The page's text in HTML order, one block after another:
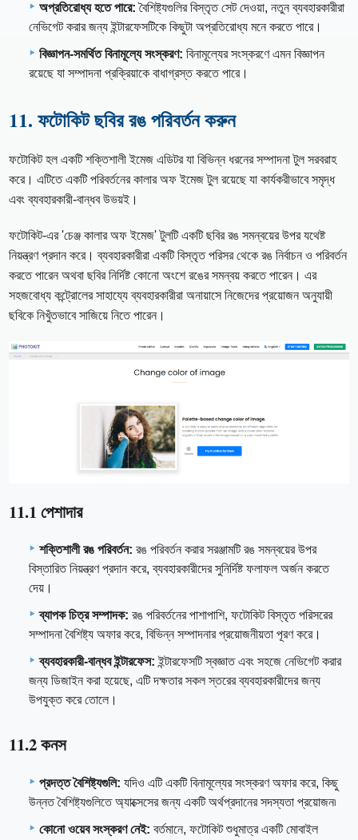
অপ্রতিরোধ্য হতে পারে:বৈশিষ্ট্যগুলির বিস্তৃত সেট দেওয়া, নতুন ব্যবহারকারীরা
নেভিগেট করার জন্য ইন্টারফেসটিকে কিছুটা অপ্রতিরোধ্য মনে করতে পারে।
বিজ্ঞাপন-সমর্থিত বিনামূল্যে সংস্করণ: বিনামূল্যের সংস্করণে এমন বিজ্ঞাপন
রয়েছে যা সম্পাদনা প্রক্রিয়াকে বাধাগ্রস্ত করতে পারে।
11. ফটোকিট ছবির রঙ পরিবর্তন করুন
ফটোকিট হল একটি শক্তিশালী ইমেজ এডিটর যা বিভিন্ন ধরনের সম্পাদনা টুল সরবরাহ
করে। এটিতে একটি পরিবর্তনের কালার অফ ইমেজ টুল রয়েছে যা কার্যকরীভাবে সমৃদ্ধ
এবং ব্যবহারকারী-বান্ধব উভয়ই।
ফটোকিট-এর 'চেঞ্জ কালার অফ ইমেজ' টুলটি একটি ছবির রঙ সমন্বয়ের উপর যথেষ্ট
নিয়ন্ত্রণ প্রদান করে। ব্যবহারকারীরা একটি বিস্তৃত পরিসর থেকে রঙ নির্বাচন ও পরিবর্তন
করতে পারেন অথবা ছবির নির্দিষ্ট কোনো অংশে রঙের সমন্বয় করতে পারেন। এর
সহজবোধ্য কন্ট্রোলের সাহায্যে ব্যবহারকারীরা অনায়াসে নিজেদের প্রয়োজন অনুযায়ী
ছবিকে নিখুঁতভাবে সাজিয়ে নিতে পারেন।
11.1 পেশাদার
শক্তিশালী রঙ পরিবর্তন: রঙ পরিবর্তন করার সরঞ্জামটি রঙ সমন্বয়ের উপর
বিস্তারিত নিয়ন্ত্রণ প্রদান করে, ব্যবহারকারীদের সুনির্দিষ্ট ফলাফল অর্জন করতে
দেয়।
ব্যাপক চিত্র সম্পাদক: রঙ পরিবর্তনের পাশাপাশি, ফটোকিট বিস্তৃত পরিসরের
সম্পাদনা বৈশিষ্ট্য অফার করে, বিভিন্ন সম্পাদনার প্রয়োজনীয়তা পূরণ করে।
ব্যবহারকারী-বান্ধব ইন্টারফেস: ইন্টারফেসটি স্বজ্ঞাত এবং সহজে নেভিগেট করার
জন্য ডিজাইন করা হয়েছে, এটি দক্ষতার সকল স্তরের ব্যবহারকারীদের জন্য
উপযুক্ত করে তোলে।
11.2 কনস
প্রদত্ত বৈশিষ্ট্যগুলি: যদিও এটি একটি বিনামূল্যের সংস্করণ অফার করে, কিছু
উন্নত বৈশিষ্ট্যগুলিতে অ্যাক্সেসের জন্য একটি অর্থপ্রদানের সদস্যতা প্রয়োজন৷
কোনো ওয়েব সংস্করণ নেই: বর্তমানে, ফটোকিট শুধুমাত্র একটি মোবাইল